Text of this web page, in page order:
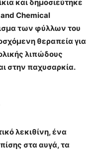
και δημοσιεύτηκε
Chemical
των φύλλων του
θεραπεία για
λιπώδους
στην παχυσαρκία.
λεκιθίνη, ένα
στα αυγά, τα